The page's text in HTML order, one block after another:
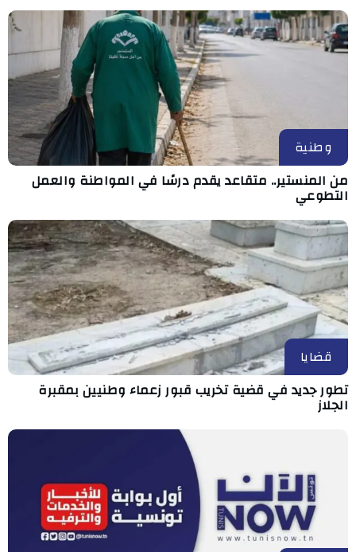
وطنية
من المنستير.. متقاعد يقدم درسًا في المواطنة والعمل
التطوعي
قضايا
تطور جديد في قضية تخريب قبور زعماء وطنيين بمقبرة
الجلاز